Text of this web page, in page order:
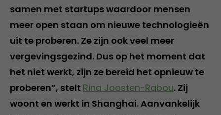
samen met startups waardoor mensen
meer open staan om nieuwe technologieën
uit te proberen. Ze zijn ook veel meer
vergevingsgezind. Dus op het moment dat
het niet werkt, zijn ze bereid het opnieuw te
proberen”, stelt Rina Joosten-Rabou. Zij
woont en werkt in Shanghai. Aanvankelijk